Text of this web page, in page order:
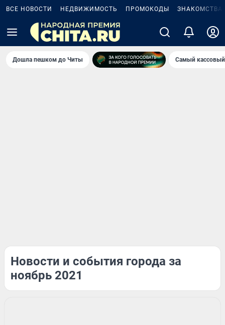
ВСЕ НОВОСТИ НЕДВИЖИМОСТЬ ПРОМОКОДЫ ЗНАКОМСТВА
Дошла пешком до Читы Самый
Новости и события города за
ноябрь 2021